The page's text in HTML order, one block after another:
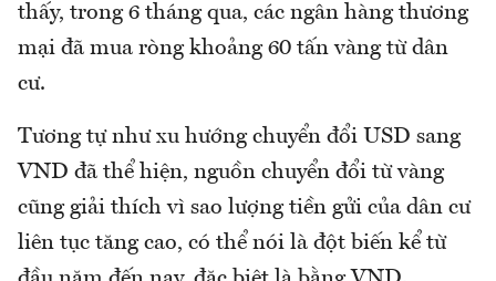
thấy, trong 6 tháng qua, các ngân hàng thương
mại đã mua ròng khoảng 60 tấn vàng từ dân
cư.
Tương tự như xu hướng chuyển đổi USD sang
VND đã thể hiện, nguồn chuyển đổi từ vàng
cũng giải thích vì sao lượng tiền gửi của dân cư
liên tục tăng cao, có thể nói là đột biến kể từ